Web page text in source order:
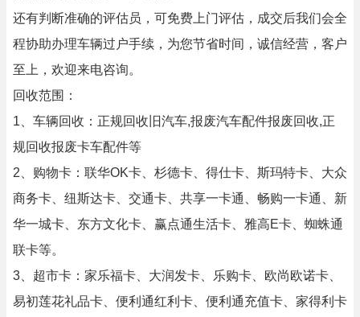
还有判断准确的评估员，可免费上门评估，成交后我们会全
程协助办理车辆过户手续，为您节省时间，诚信经营，客户
至上，欢迎来电咨询。
回收范围：
1、车辆回收：正规回收旧汽车,报废汽车配件报废回收,正
规回收报废卡车配件等
2、购物卡：联华OK卡、杉德卡、得仕卡、斯玛特卡、大众
商务卡、纽斯达卡、交通卡、共享一卡通、畅购一卡通、新
华一城卡、东方文化卡、赢点通生活卡、雅高E卡、蜘蛛通
联卡等。
3、超市卡：家乐福卡、大润发卡、乐购卡、欧尚欧诺卡、
易初莲花礼品卡、便利通红利卡、便利通充值卡、家得利卡